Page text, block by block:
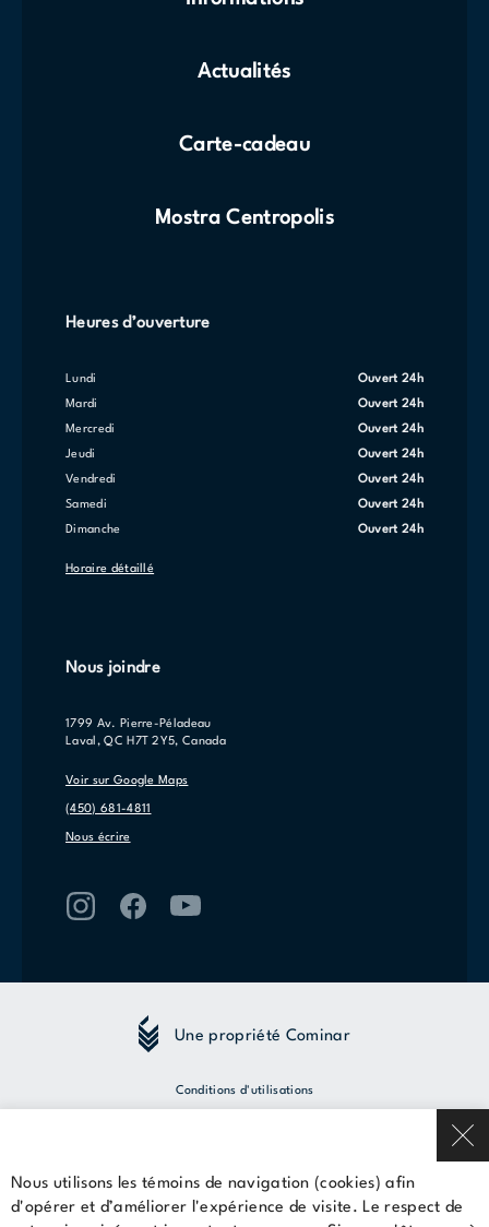
Nous utilisons les témoins de navigation (cookies) afin
d'opérer et d’améliorer l'expérience de visite. Le respect de
Actualités
Carte-cadeau
Mostra Centropolis
Heures d’ouverture
lundi Ouvert 24h
mardi Ouvert 24h
mercredi Ouvert 24h
jeudi Ouvert 24h
vendredi Ouvert 24h
samedi Ouvert 24h
dimanche Ouvert 24h
Horaire détaillé
Nous joindre
1799 Av. Pierre-Péladeau
Laval, QC H7T 2Y5, Canada
Voir sur Google Maps
(450) 681-4811
Nous écrire
Une propriété Cominar
Conditions d'utilisations
© 2026 Cominar